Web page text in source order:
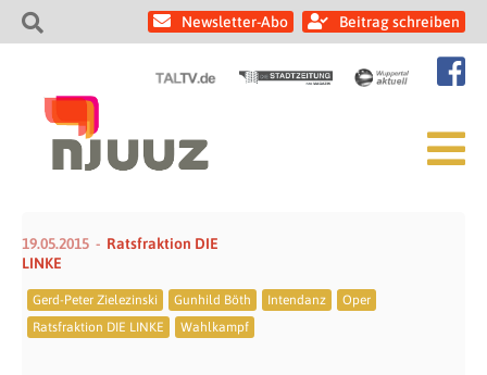
Newsletter-Abo Beitrag schreiben
19.05.2015
Ratsfraktion DIE
LINKE
Gerd-Peter Zielezinski Gunhild Böth Intendanz
Oper
Ratsfraktion DIE LINKE
Wahlkampf